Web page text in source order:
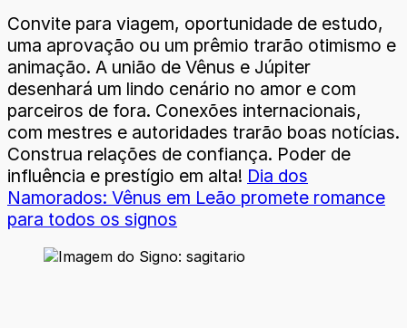
Convite para viagem, oportunidade de estudo,
uma aprovação ou um prêmio trarão otimismo e
animação. A união de Vênus e Júpiter
desenhará um lindo cenário no amor e com
parceiros de fora. Conexões internacionais,
com mestres e autoridades trarão boas notícias.
Construa relações de confiança. Poder de
influência e prestígio em alta! Dia dos
Namorados: Vênus em Leão promete romance
para todos os signos